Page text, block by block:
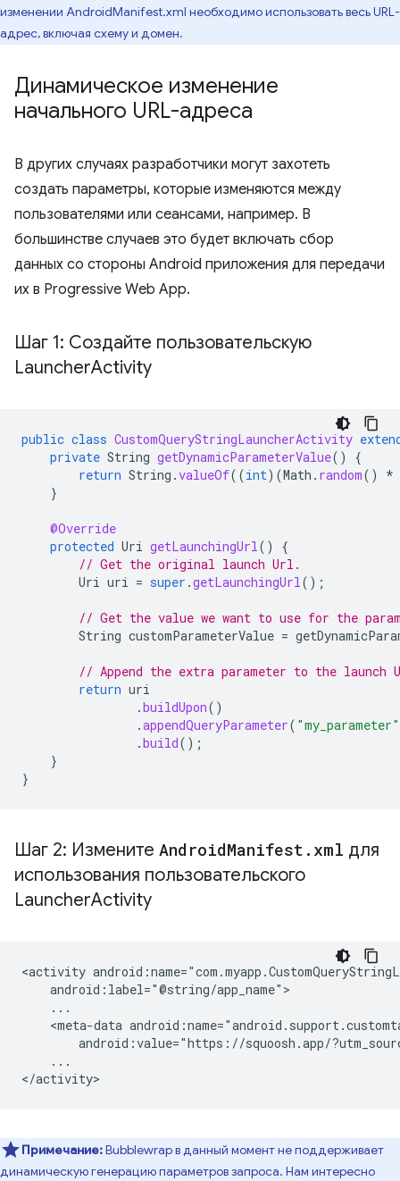
изменении AndroidManifest.xml необходимо использовать весь URL-
адрес, включая схему и домен.
Динамическое изменение
начального URL-адреса
В других случаях разработчики могут захотеть
создать параметры, которые изменяются между
пользователями или сеансами, например. В
большинстве случаев это будет включать сбор
данных со стороны Android приложения для передачи
их в Progressive Web App.
Шаг 1: Создайте пользовательскую
LauncherActivity
public class CustomQueryStringLauncherActivity
private String getDynamicParameterValue()
{
return String .valueOf((int)(Math . random()
*
}
@Override
protected Uri getLaunchingUrl()
{
// Get the original launch Url.
Uri uri = super .getLaunchingUrl();
// Get the value we want to use for the
String customParameterValue =
// Append the extra parameter to the launch
return uri
.buildUpon()
.appendQueryParameter( "my_parameter"
.build();
}
}
Шаг 2: Измените AndroidManifest . xml для
использования пользовательского
LauncherActivity
<activity
<meta-data
android:value="https://squoosh.app/
...
Примечание:Bubblewrap в данный момент не поддерживает
динамическую генерацию параметров запроса. Нам интересно